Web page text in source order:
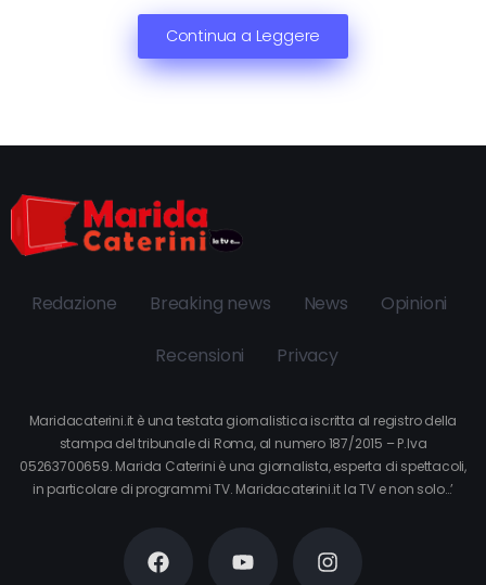
Continua a Leggere
Redazione Breaking news News Opinioni
Recensioni Privacy
Maridacaterini.it è una testata giornalistica iscritta al registro della
stampa del tribunale di Roma, al numero 187/2015 – P.Iva
05263700659. Marida Caterini è una giornalista, esperta di spettacoli,
in particolare di programmi TV. Maridacaterini.it la TV e non solo…’